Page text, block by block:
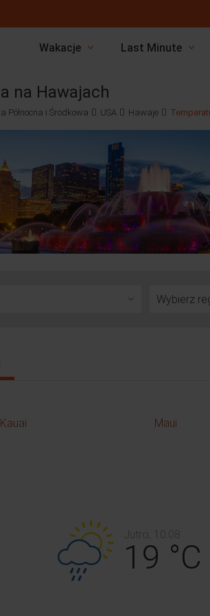
Wakacje Last Minute
na Hawajach
Północna i Środkowa USA Hawaje
Kauai Maui
Jutro, 10.08
19 °C